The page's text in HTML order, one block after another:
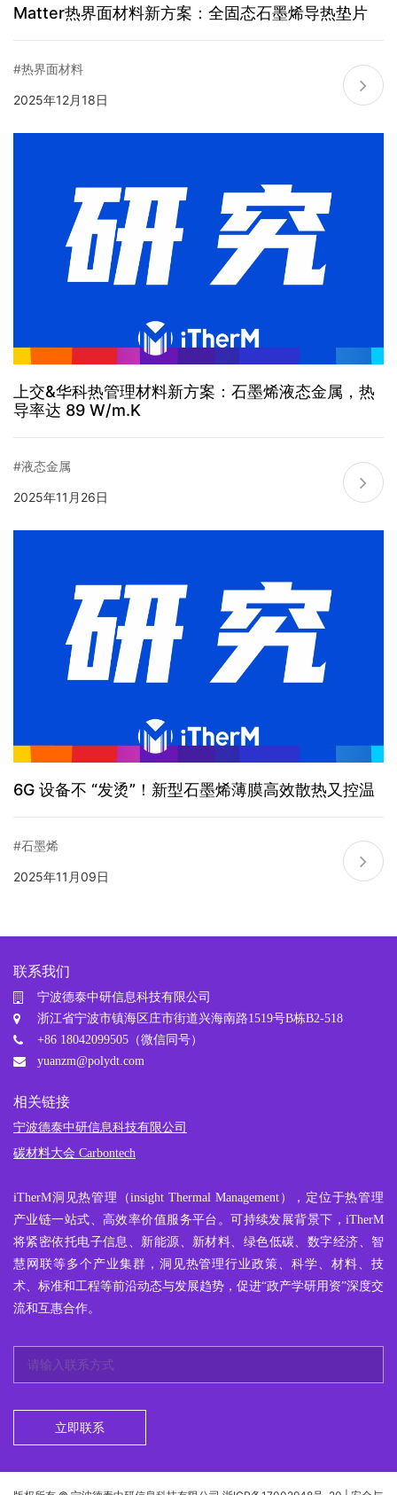
Matter热界面材料新方案：全固态石墨烯导热垫片
#热界面材料
2025年12月18日
上交&华科热管理材料新方案：石墨烯液态金属，热
导率达 89 W/m.K
#液态金属
2025年11月26日
6G 设备不 “发烫”！新型石墨烯薄膜高效散热又控温
#石墨烯
2025年11月09日
联系我们
宁波德泰中研信息科技有限公司
浙江省宁波市镇海区庄市街道兴海南路1519号B栋B2-518
+86 18042099505（微信同号）
yuanzm@polydt.com
相关链接
宁波德泰中研信息科技有限公司
碳材料大会 Carbontech
iTherM洞见热管理
（insight Thermal Management），定位于热管理
产业链一站式、高效率价值服务平台。可持续发展背景下，iTherM
将紧密依托电子信息、新能源、新材料、绿色低碳、数字经济、智
慧网联等多个产业集群，洞见热管理行业政策、科学、材料、技
术、标准和工程等前沿动态与发展趋势，促进“政产学研用资”深度交
流和互惠合作。
立即联系